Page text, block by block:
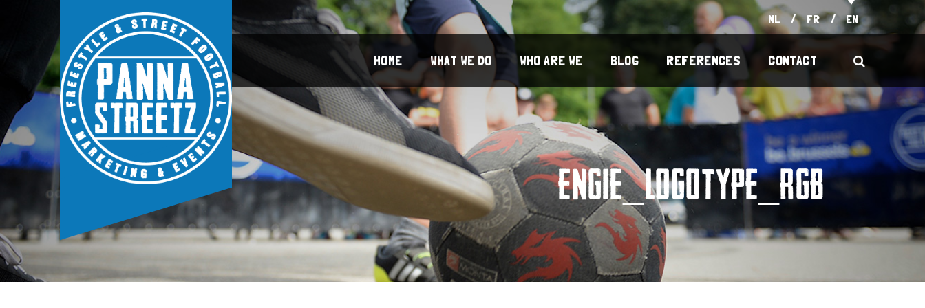
NL FR EN
HOME WHAT WE DO WHO ARE WE BLOG REFERENCES CONTACT
ENGIE_LOGOTYPE_RGB